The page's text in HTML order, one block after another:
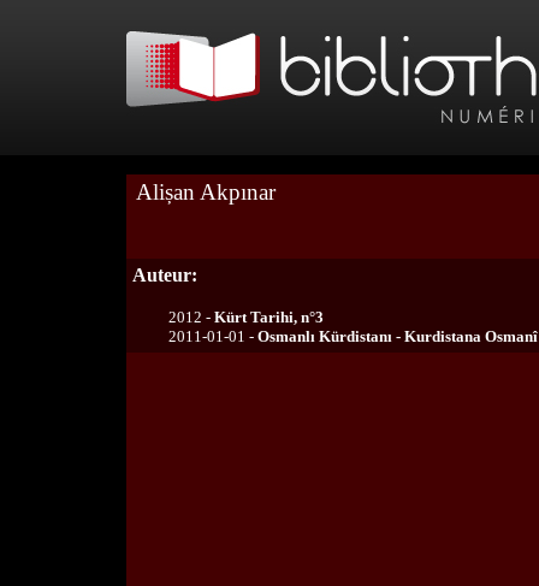
Alișan Akpınar
Auteur:
2012 - Kürt Tarihi, n°3
2011-01-01 - Osmanlı Kürdistanı - Kurdistana Osmanî